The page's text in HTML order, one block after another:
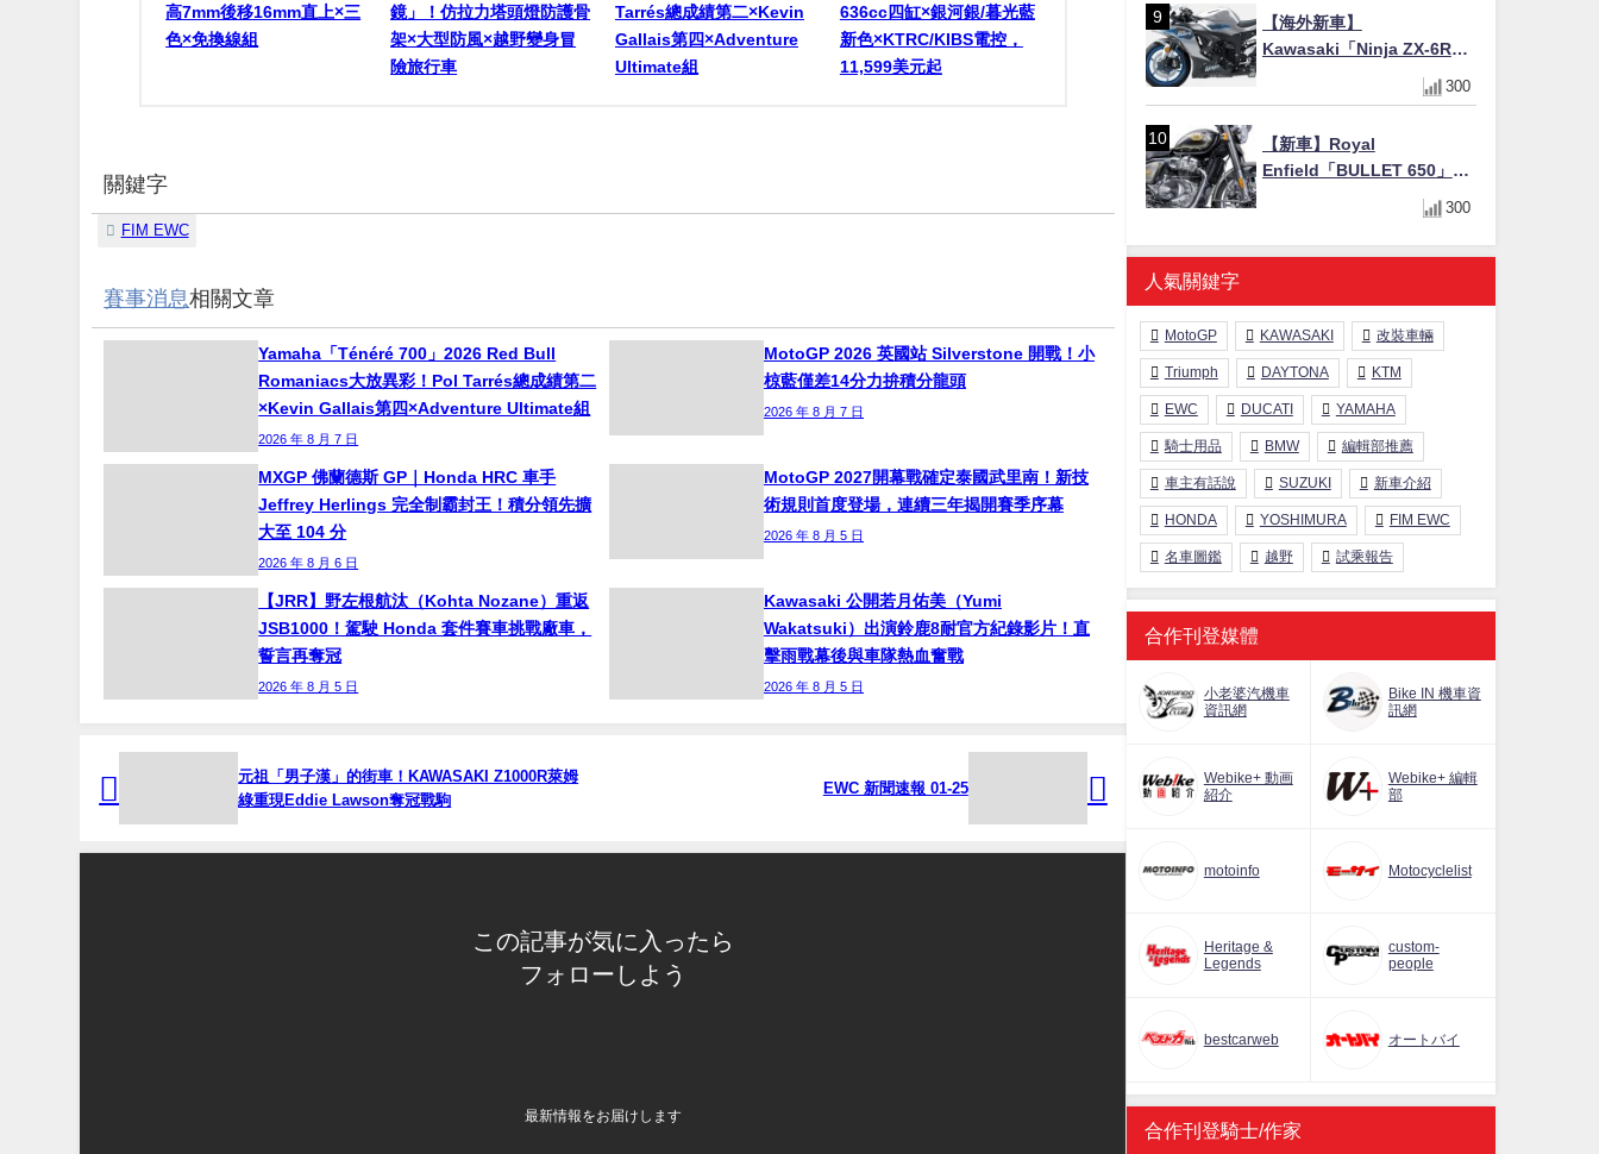
高7mm後移16mm直上×三
色×免換線組
鏡」！仿拉力塔頭燈防護骨
架×大型防風×越野變身冒
險旅行車
Tarrés總成績第二×Kevin
Gallais第四×Adventure
Ultimate組
636cc四缸×銀河銀/暮光藍
新色×KTRC/KIBS電控，
11,599美元起
關鍵字
FIM EWC
賽事消息相關文章
Yamaha「Ténéré 700」2026 Red Bull
Romaniacs大放異彩！Pol Tarrés總成績第二
×Kevin Gallais第四×Adventure Ultimate組
2026 年 8 月 7 日
MotoGP 2026 英國站 Silverstone 開戰！小
椋藍僅差14分力拚積分龍頭
2026 年 8 月 7 日
MXGP 佛蘭德斯 GP｜Honda HRC 車手
Jeffrey Herlings 完全制霸封王！積分領先擴
大至 104 分
2026 年 8 月 6 日
MotoGP 2027開幕戰確定泰國武里南！新技
術規則首度登場，連續三年揭開賽季序幕
2026 年 8 月 5 日
【JRR】野左根航汰（Kohta Nozane）重返
JSB1000！駕駛 Honda 套件賽車挑戰廠車，
誓言再奪冠
2026 年 8 月 5 日
Kawasaki 公開若月佑美（Yumi
Wakatsuki）出演鈴鹿8耐官方紀錄影片！直
擊雨戰幕後與車隊熱血奮戰
2026 年 8 月 5 日
元祖「男子漢」的街車！KAWASAKI Z1000R萊姆
綠重現Eddie Lawson奪冠戰駒
EWC 新聞速報 01-25
この記事が気に入ったら
フォローしよう
最新情報をお届けします
【海外新車】
Kawasaki「Ninja ZX-6R」
2027年式北美發表！636cc
四缸×銀河銀/暮光藍新色
美元起
300
【新車】Royal
Enfield「BULLET 650」8
月27日日本發售（98萬日圓
～）！648cc空冷並列雙缸×
虎眼指示燈×砲筒黑/戰艦藍兩
300
人氣關鍵字
MotoGP KAWASAKI 改裝車輛
Triumph DAYTONA KTM
EWC DUCATI YAMAHA
騎士用品 BMW 編輯部推薦
車主有話說 SUZUKI 新車介紹
HONDA YOSHIMURA FIM EWC
名車圖鑑 越野 試乘報告
合作刊登媒體
小老婆汽機車
資訊網
Bike IN 機車資
訊網
Webike+ 動画
紹介
Webike+ 編輯
部
motoinfo Motocyclelist
Heritage &
Legends
custom-
people
bestcarweb オートバイ
合作刊登騎士/作家